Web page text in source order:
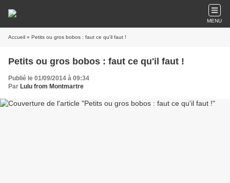
MENU
Accueil » Petits ou gros bobos : faut ce qu'il faut !
Petits ou gros bobos : faut ce qu'il faut !
Publié le 01/09/2014 à 09:34
Par Lulu from Montmartre